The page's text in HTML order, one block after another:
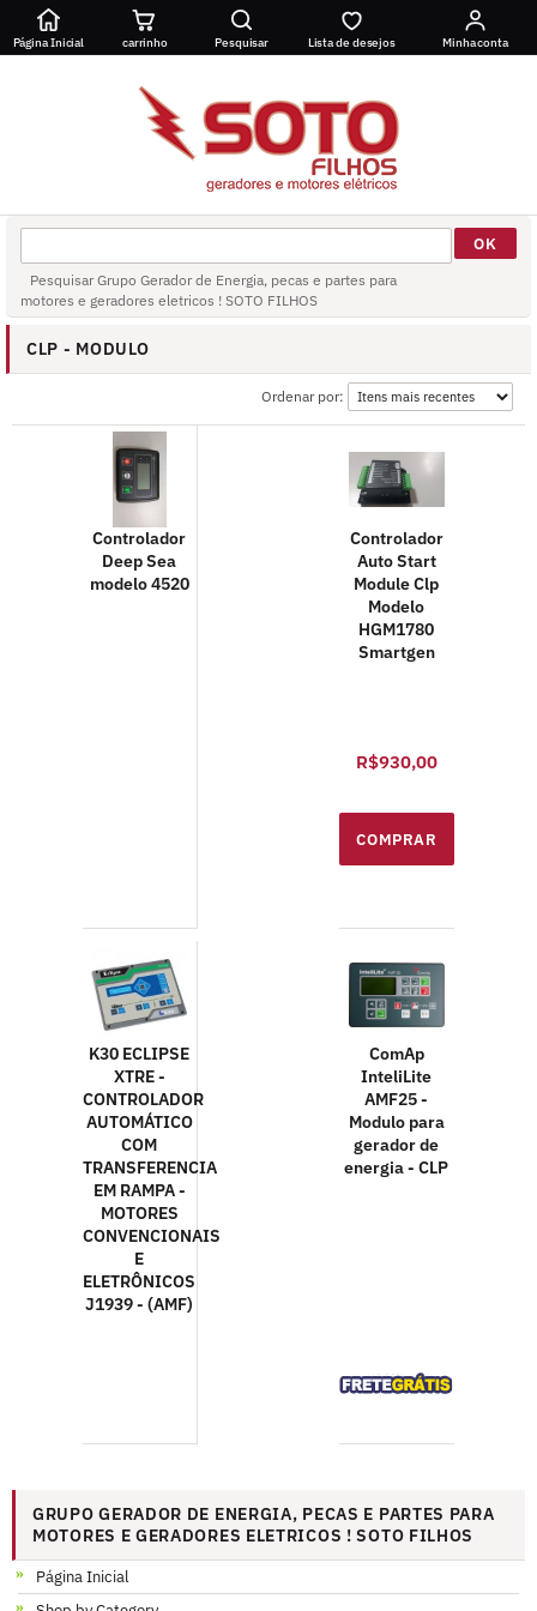
Página Inicial carrinho Pesquisar Lista de desejos Minha conta
Pesquisar Grupo Gerador de Energia, pecas e partes para
motores e geradores eletricos ! SOTO FILHOS
CLP - MODULO
Ordenar por:
Controlador
Deep Sea
modelo 4520
Controlador
Auto Start
Module Clp
Modelo
HGM1780
Smartgen
R$930,00
K30 ECLIPSE
XTRE -
CONTROLADOR
AUTOMÁTICO
COM
TRANSFERENCIA
EM RAMPA -
MOTORES
CONVENCIONAIS
E
ELETRÔNICOS
J1939 - (AMF)
ComAp
InteliLite
AMF25 -
Modulo para
gerador de
energia - CLP
GRUPO GERADOR DE ENERGIA, PECAS E PARTES PARA
MOTORES E GERADORES ELETRICOS ! SOTO FILHOS
Página Inicial